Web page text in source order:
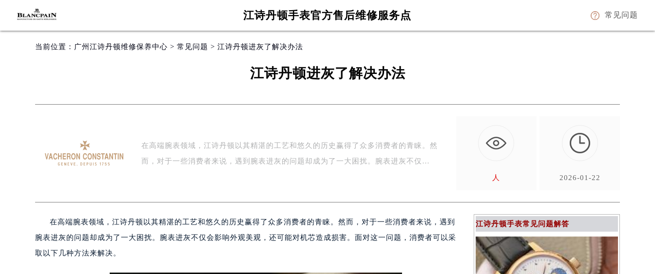
江诗丹顿手表官方售后维修服务点 常见问题
当前位置： 广州江诗丹顿维修保养中心 > 常见问题 > 江诗丹顿进灰了解决办法
江诗丹顿进灰了解决办法
在高端腕表领域，江诗丹顿以其精湛的工艺和悠久的历史赢得了众多消费者的青睐。然
而，对于一些消费者来说，遇到腕表进灰的问题却成为了一大困扰。腕表进灰不仅…
人 2026-01-22
在高端腕表领域，江诗丹顿以其精湛的工艺和悠久的历史赢得了众多消费者的青睐。然而，对于一些消费者来说，遇到
腕表进灰的问题却成为了一大困扰。腕表进灰不仅会影响外观美观，还可能对机芯造成损害。面对这一问题，消费者可以采
取以下几种方法来解决。
江诗丹顿手表常见问题解答